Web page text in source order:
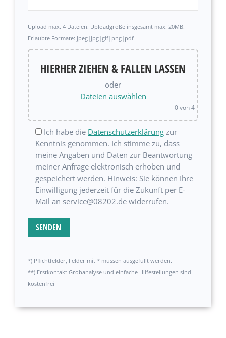
Upload max. 4 Dateien. Uploadgröße insgesamt max. 20MB.
Erlaubte Formate: jpeg|jpg|gif|png|pdf
HIERHER ZIEHEN & FALLEN LASSEN
oder
Dateien auswählen
0von 4
Ich habe die Datenschutzerklärung zur
Kenntnis genommen. Ich stimme zu, dass
meine Angaben und Daten zur Beantwortung
meiner Anfrage elektronisch erhoben und
gespeichert werden. Hinweis: Sie können Ihre
Einwilligung jederzeit für die Zukunft per E-
Mail an service@08202.de widerrufen.
*) Pflichtfelder, Felder mit * müssen ausgefüllt werden.
**) Erstkontakt Grobanalyse und einfache Hilfestellungen sind
kostenfrei